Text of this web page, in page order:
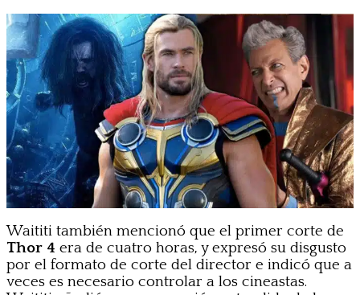
Waititi también mencionó que el primer corte de
Thor 4 era de cuatro horas, y expresó su disgusto
por el formato de corte del director e indicó que a
veces es necesario controlar a los cineastas.